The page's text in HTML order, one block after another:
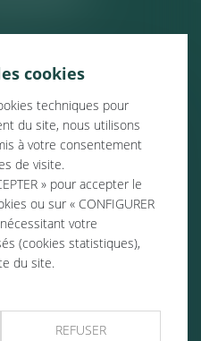
cookies
techniques pour
du site, nous utilisons
à votre consentement
de visite.
» pour accepter le
ou sur « CONFIGURER
votre
(cookies statistiques),
du site.
REFUSER